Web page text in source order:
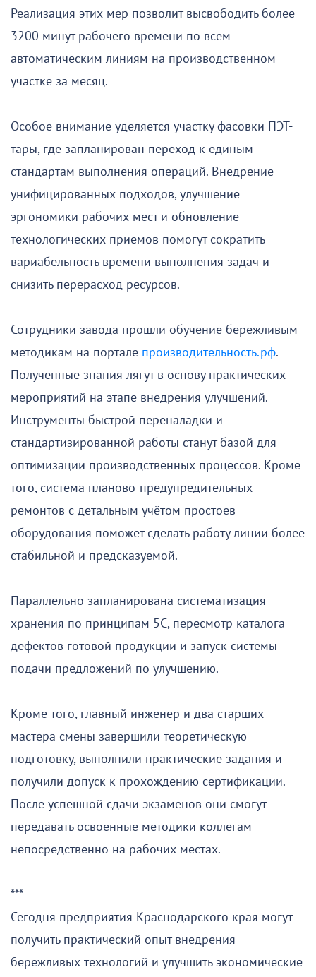
Реализация этих мер позволит высвободить более
3200 минут рабочего времени по всем
автоматическим линиям на производственном
участке за месяц.
Особое внимание уделяется участку фасовки ПЭТ-
тары, где запланирован переход к единым
стандартам выполнения операций. Внедрение
унифицированных подходов, улучшение
эргономики рабочих мест и обновление
технологических приемов помогут сократить
вариабельность времени выполнения задач и
снизить перерасход ресурсов.
Сотрудники завода прошли обучение бережливым
методикам на портале производительность.рф.
Полученные знания лягут в основу практических
мероприятий на этапе внедрения улучшений.
Инструменты быстрой переналадки и
стандартизированной работы станут базой для
оптимизации производственных процессов. Кроме
того, система планово-предупредительных
ремонтов с детальным учётом простоев
оборудования поможет сделать работу линии более
стабильной и предсказуемой.
Параллельно запланирована систематизация
хранения по принципам 5С, пересмотр каталога
дефектов готовой продукции и запуск системы
подачи предложений по улучшению.
Кроме того, главный инженер и два старших
мастера смены завершили теоретическую
подготовку, выполнили практические задания и
получили допуск к прохождению сертификации.
После успешной сдачи экзаменов они смогут
передавать освоенные методики коллегам
непосредственно на рабочих местах.
***
Сегодня предприятия Краснодарского края могут
получить практический опыт внедрения
бережливых технологий и улучшить экономические